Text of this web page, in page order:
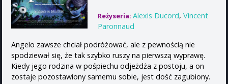
Reżyseria: Alexis Ducord, Vincent
Paronnaud
Angelo zawsze chciał podróżować, ale z pewnością nie
spodziewał się, że tak szybko ruszy na pierwszą wyprawę.
Kiedy jego rodzina w pośpiechu odjeżdża z postoju, a on
zostaje pozostawiony samemu sobie, jest dość zagubiony.